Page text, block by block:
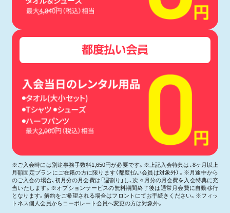
※ご入会時には別途事務手数料1,650円が必要です。※上記入会特典は、8ヶ月以上
月額固定プランにご在籍の方に限ります（都度払い会員は対象外）。※月途中から
のご入会の場合、初月分の月会費は「週割り」し、次々月分の月会費を入会特典に充
当いたします。※オプションサービスの無料期間終了後は通常月会費に自動移行
となります。解約をご希望される場合はフロントにてお手続きください。※フィッ
トネス個人会員からコーポレート会員へ変更の方は対象外。